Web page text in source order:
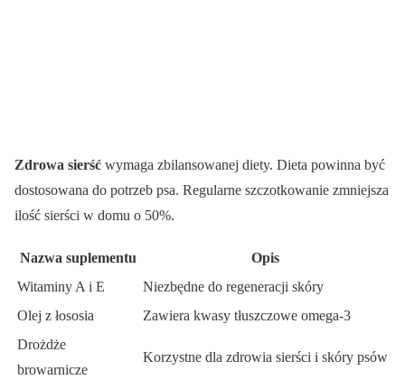
Zdrowa sierść wymaga zbilansowanej diety. Dieta powinna być
dostosowana do potrzeb psa. Regularne szczotkowanie zmniejsza
ilość sierści w domu o 50%.
Nazwa suplementu
Opis
Witaminy A i E
Niezbędne do regeneracji skóry
Olej z łososia
Zawiera kwasy tłuszczowe omega-3
Drożdże
browarnicze
Korzystne dla zdrowia sierści i skóry psów